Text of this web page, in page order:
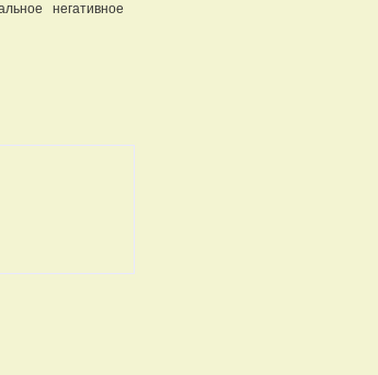
негативное